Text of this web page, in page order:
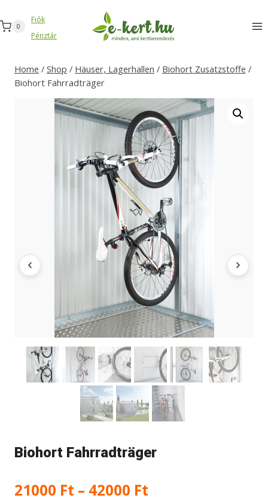
Inhalt
springen
0
Fiók
Pénztár
Home / Shop / Häuser, Lagerhallen / Biohort Zusatzstoffe /
Biohort Fahrradträger
Biohort Fahrradträger
21000 Ft – 42000 Ft